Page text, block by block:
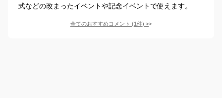
式などの改まったイベントや記念イベントで使えます。
全てのおすすめコメント (1件) >